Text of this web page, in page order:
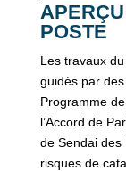
POSTE
Les travaux
guidés par
Programme
l’Accord de
de Sendai des
risques de